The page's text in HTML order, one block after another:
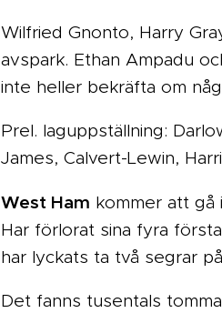
Wilfried Gnonto, Harry
avspark. Ethan Ampadu
inte heller bekräfta om
Prel. laguppställning:
James, Calvert-Lewin,
West Ham kommer att
Har förlorat sina fyra
har lyckats ta två segrar
Det fanns tusentals